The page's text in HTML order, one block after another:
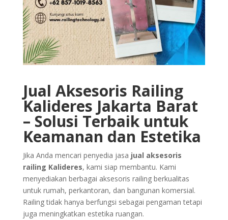
Jual Aksesoris Railing
Kalideres Jakarta Barat
– Solusi Terbaik untuk
Keamanan dan Estetika
Jika Anda mencari penyedia jasa jual aksesoris
railing Kalideres, kami siap membantu. Kami
menyediakan berbagai aksesoris railing berkualitas
untuk rumah, perkantoran, dan bangunan komersial.
Railing tidak hanya berfungsi sebagai pengaman tetapi
juga meningkatkan estetika ruangan.